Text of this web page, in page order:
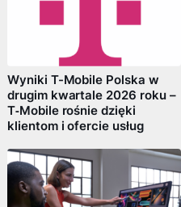
Wyniki T-Mobile Polska w
drugim kwartale 2026 roku –
T‑Mobile rośnie dzięki
klientom i ofercie usług